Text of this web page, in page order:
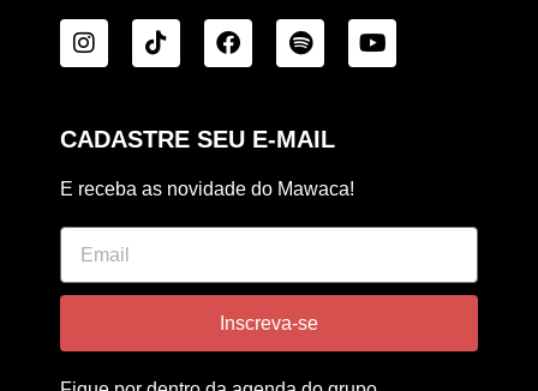
CADASTRE SEU E-MAIL
E receba as novidade do Mawaca!
Inscreva-se